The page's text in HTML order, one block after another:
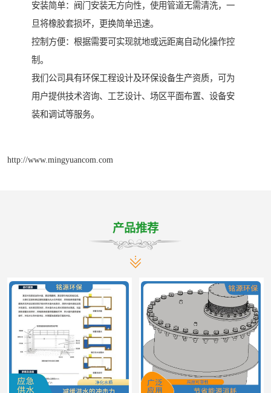
安装简单：阀门安装无方向性，使用管道无需清洗，一
旦将橡胶套损坏，更换简单迅速。
控制方便：根据需要可实现就地或远距离自动化操作控
制。
我们公司具有环保工程设计及环保设备生产资质，可为
用户提供技术咨询、工艺设计、场区平面布置、设备安
装和调试等服务。
http://www.mingyuancom.com
产品推荐